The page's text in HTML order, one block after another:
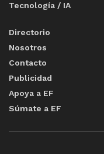
Tecnología / IA
Directorio
Nosotros
Contacto
Publicidad
Apoya a EF
Súmate a EF